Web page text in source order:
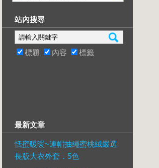
站內搜尋
標題 內容 標籤
最新文章
恬蜜暖暖~連帽抽繩蜜桃絨嚴選
長版大衣外套．5色